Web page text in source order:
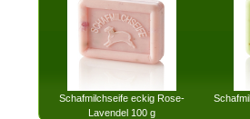
Schafmilchseife eckig Rose-
Lavendel 100 g